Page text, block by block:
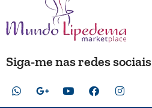
Siga-me nas redes sociais